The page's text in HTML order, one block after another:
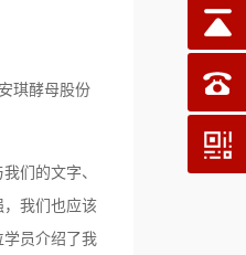
琪酵母股份
们的文字、
我们也应该
员介绍了我